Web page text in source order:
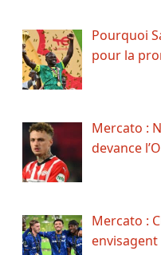
Pourquoi
pour la
Mercato :
devance
Mercato :
envisagent